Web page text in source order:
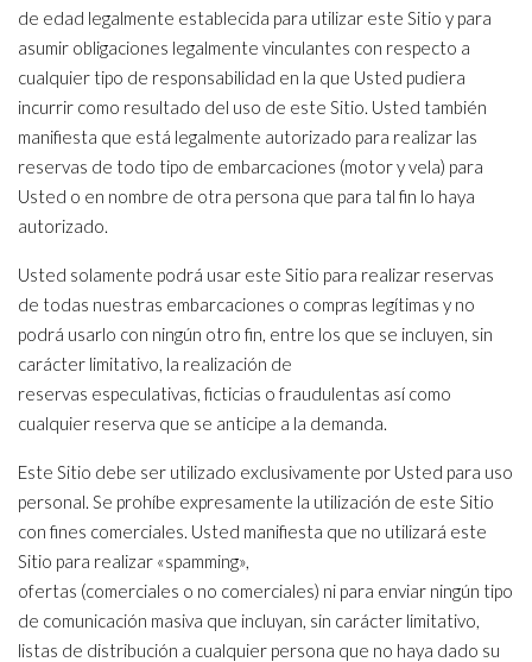
de edad legalmente establecida para utilizar este Sitio y para
asumir obligaciones legalmente vinculantes con respecto a
cualquier tipo de responsabilidad en la que Usted pudiera
incurrir como resultado del uso de este Sitio. Usted también
manifiesta que está legalmente autorizado para realizar las
reservas de todo tipo de embarcaciones (motor y vela) para
Usted o en nombre de otra persona que para tal fin lo haya
autorizado.
Usted solamente podrá usar este Sitio para realizar reservas
de todas nuestras embarcaciones o compras legítimas y no
podrá usarlo con ningún otro fin, entre los que se incluyen, sin
carácter limitativo, la realización de
reservas especulativas, ficticias o fraudulentas así como
cualquier reserva que se anticipe a la demanda.
Este Sitio debe ser utilizado exclusivamente por Usted para uso
personal. Se prohíbe expresamente la utilización de este Sitio
con fines comerciales. Usted manifiesta que no utilizará este
Sitio para realizar «spamming»,
ofertas (comerciales o no comerciales) ni para enviar ningún tipo
de comunicación masiva que incluyan, sin carácter limitativo,
listas de distribución a cualquier persona que no haya dado su